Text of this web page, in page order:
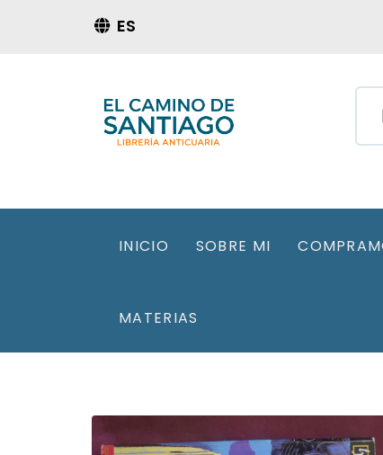
ES
INICIO SOBRE MI
MATERIAS